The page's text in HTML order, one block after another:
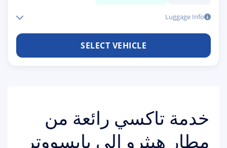
Luggage Info
SELECT VEHICLE
خدمة تاكسي رائعة من
مطار هيثرو إلى بايسووتر